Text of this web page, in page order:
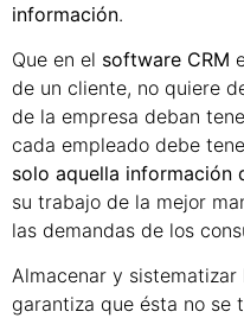
información.
Que en el software CRM
de un cliente, no quiere
de la empresa deban
cada empleado debe
solo aquella información
su trabajo de la mejor
las demandas de los
Almacenar y sistematizar
garantiza que ésta no se